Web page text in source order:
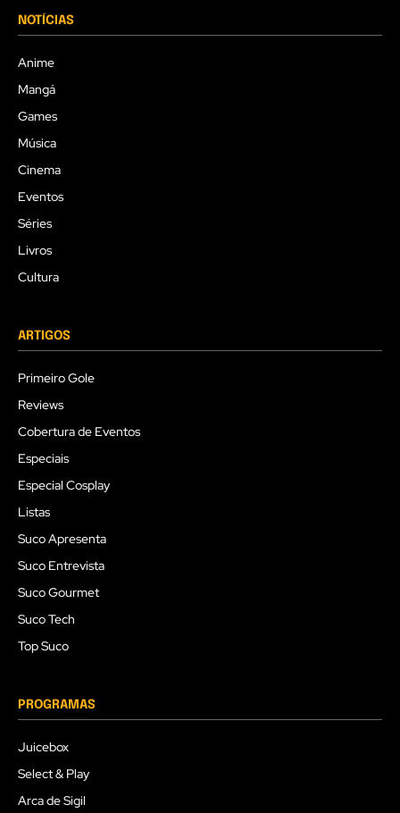
NOTÍCIAS
Anime
Mangá
Games
Música
Cinema
Eventos
Séries
Livros
Cultura
ARTIGOS
Primeiro Gole
Reviews
Cobertura de Eventos
Especiais
Especial Cosplay
Listas
Suco Apresenta
Suco Entrevista
Suco Gourmet
Suco Tech
Top Suco
PROGRAMAS
Juicebox
Select & Play
Arca de Sigil